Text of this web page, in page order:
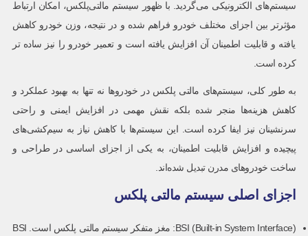
سیستم‌های الکترونیکی می‌گردید. با ظهور سیستم مالتی‌پلکس، امکان ارتباط
مؤثرتر بین اجزای مختلف خودرو فراهم شده و در نتیجه، وزن خودرو کاهش
یافته و قابلیت اطمینان آن افزایش یافته است و تعمیر خودرو را نیز ساده تر
کرده است.
به طور کلی، سیستم‌های مالتی پلکس در خودروها نه تنها به بهبود عملکرد و
کاهش هزینه‌ها منجر شده بلکه نقش مهمی در افزایش ایمنی و راحتی
سرنشینان نیز ایفا کرده است. این سیستم‌ها با کاهش نیاز به سیم‌کشی‌های
پیچیده و افزایش قابلیت اطمینان، به یکی از اجزای اساسی در طراحی و
ساخت خودروهای مدرن تبدیل شده‌اند.
اجزای اصلی سیستم مالتی پلکس
BSI (Built-in System Interface): مغز متفکر سیستم مالتی پلکس است. BSI